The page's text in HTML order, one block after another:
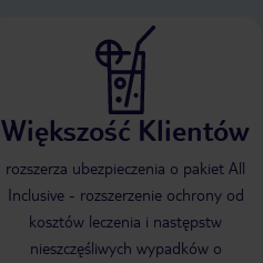
Większość Klientów
rozszerza ubezpieczenia o pakiet All
Inclusive - rozszerzenie ochrony od
kosztów leczenia i następstw
nieszczęśliwych wypadków o